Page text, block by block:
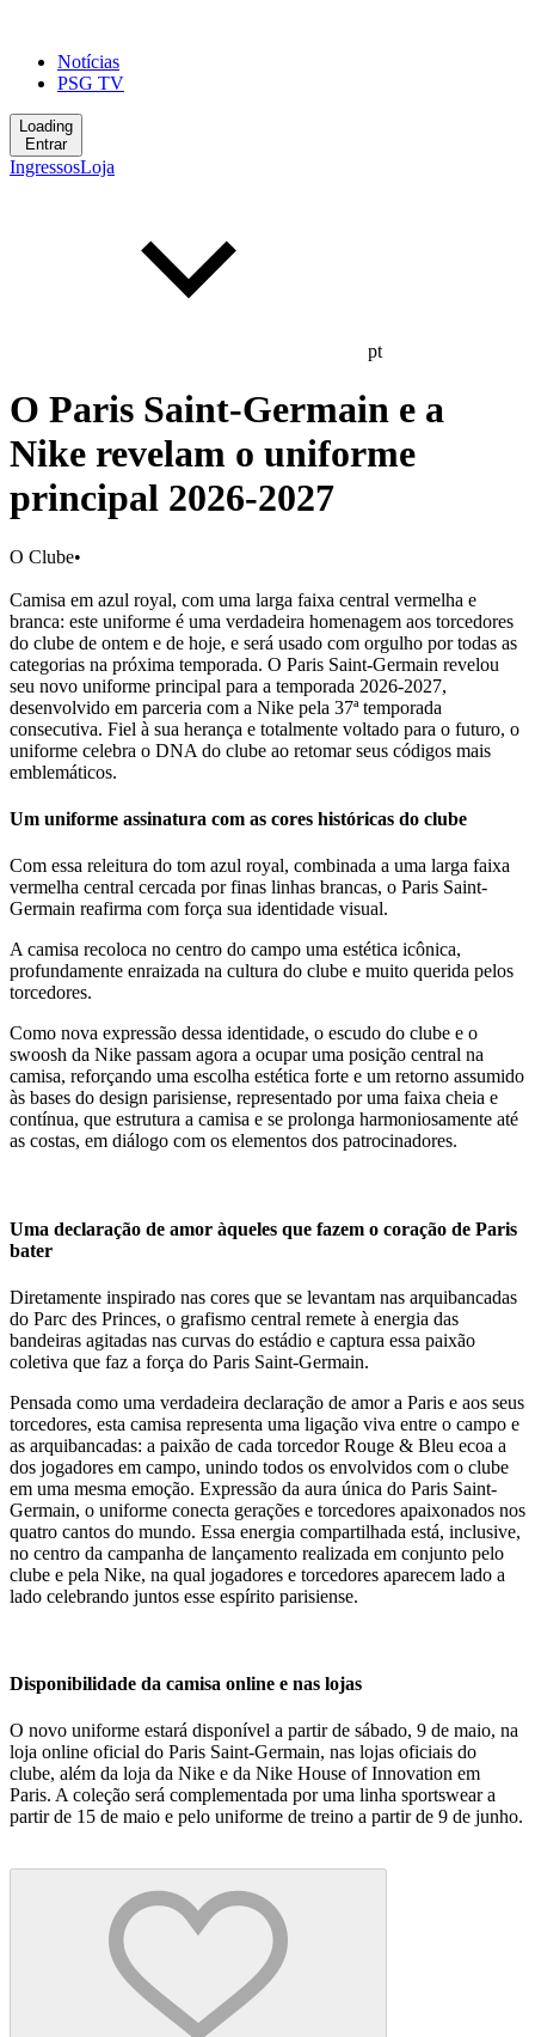
Notícias
PSG TV
Loading
Entrar
IngressosLoja
pt
O Paris Saint-Germain e a
Nike revelam o uniforme
principal 2026-2027
O Clube•
Camisa em azul royal, com uma larga faixa central vermelha e
branca: este uniforme é uma verdadeira homenagem aos torcedores
do clube de ontem e de hoje, e será usado com orgulho por todas as
categorias na próxima temporada. O Paris Saint-Germain revelou
seu novo uniforme principal para a temporada 2026-2027,
desenvolvido em parceria com a Nike pela 37ª temporada
consecutiva. Fiel à sua herança e totalmente voltado para o futuro, o
uniforme celebra o DNA do clube ao retomar seus códigos mais
emblemáticos.
Um uniforme assinatura com as cores históricas do clube
Com essa releitura do tom azul royal, combinada a uma larga faixa
vermelha central cercada por finas linhas brancas, o Paris Saint-
Germain reafirma com força sua identidade visual.
A camisa recoloca no centro do campo uma estética icônica,
profundamente enraizada na cultura do clube e muito querida pelos
torcedores.
Como nova expressão dessa identidade, o escudo do clube e o
swoosh da Nike passam agora a ocupar uma posição central na
camisa, reforçando uma escolha estética forte e um retorno assumido
às bases do design parisiense, representado por uma faixa cheia e
contínua, que estrutura a camisa e se prolonga harmoniosamente até
as costas, em diálogo com os elementos dos patrocinadores.
Uma declaração de amor àqueles que fazem o coração de Paris
bater
Diretamente inspirado nas cores que se levantam nas arquibancadas
do Parc des Princes, o grafismo central remete à energia das
bandeiras agitadas nas curvas do estádio e captura essa paixão
coletiva que faz a força do Paris Saint-Germain.
Pensada como uma verdadeira declaração de amor a Paris e aos seus
torcedores, esta camisa representa uma ligação viva entre o campo e
as arquibancadas: a paixão de cada torcedor Rouge & Bleu ecoa a
dos jogadores em campo, unindo todos os envolvidos com o clube
em uma mesma emoção. Expressão da aura única do Paris Saint-
Germain, o uniforme conecta gerações e torcedores apaixonados nos
quatro cantos do mundo. Essa energia compartilhada está, inclusive,
no centro da campanha de lançamento realizada em conjunto pelo
clube e pela Nike, na qual jogadores e torcedores aparecem lado a
lado celebrando juntos esse espírito parisiense.
Disponibilidade da camisa online e nas lojas
O novo uniforme estará disponível a partir de sábado, 9 de maio, na
loja online oficial do Paris Saint-Germain, nas lojas oficiais do
clube, além da loja da Nike e da Nike House of Innovation em
Paris. A coleção será complementada por uma linha sportswear a
partir de 15 de maio e pelo uniforme de treino a partir de 9 de junho.